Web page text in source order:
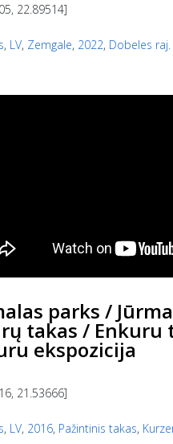
22.89514]
, LV, Zemgale, 2022, Dobeles raj.
parks /
takas / Enkuru
ekspozicija
21.53666]
, LV, 2016, Pažintinis takas,